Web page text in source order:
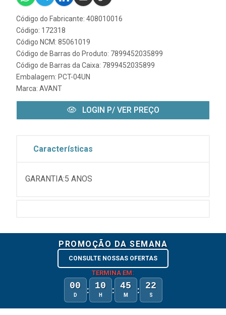
Código do Fabricante: 408010016
Código: 172318
Código NCM: 85061019
Código de Barras do Produto: 7899452035899
Código de Barras da Caixa: 7899452035899
Embalagem: PCT-04UN
Marca: AVANT
LOGIN P/ VER PREÇO
Características
GARANTIA:5 ANOS
PROMOÇÃO DA SEMANA
CONSULTE NOSSAS OFERTAS
TERMINA EM:
00
D : 10
H : 45
M : 22
S